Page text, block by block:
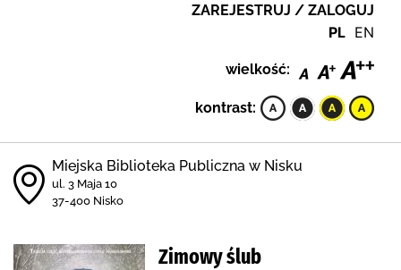
ZAREJESTRUJ / ZALOGUJ
PL EN
wielkość:
kontrast:
Miejska Biblioteka Publiczna w Nisku
ul. 3 Maja 10
37-400 Nisko
Zimowy ślub